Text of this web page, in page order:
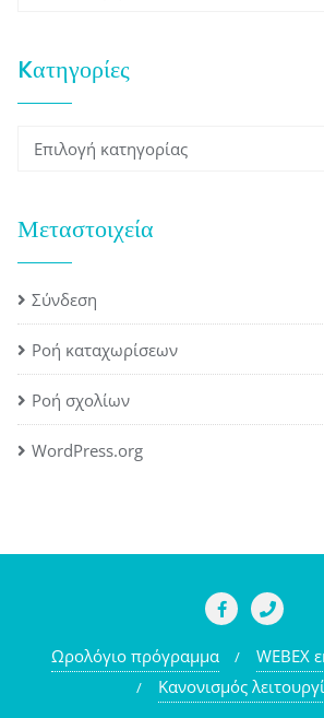
Kατηγορίες
Kατηγορίες
Μεταστοιχεία
Σύνδεση
Ροή καταχωρίσεων
Ροή σχολίων
WordPress.org
Ωρολόγιο πρόγραμμα
WEBEX
Κανονισμός